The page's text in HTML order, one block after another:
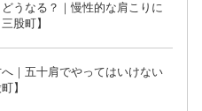
うなる？｜慢性的な肩こりに
股町】
｜五十肩でやってはいけない
】